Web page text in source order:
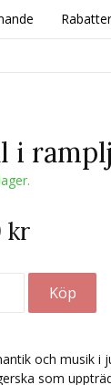
i
kr
och musik i
som